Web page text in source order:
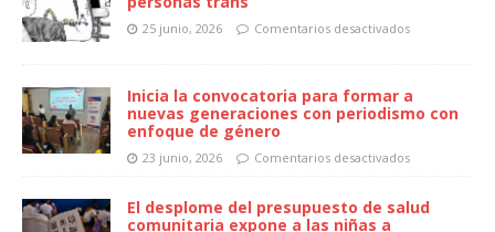
Un gimnasio que se volvió refugio para
personas trans
Inicia la convocatoria para formar a
nuevas generaciones con periodismo con
enfoque de género